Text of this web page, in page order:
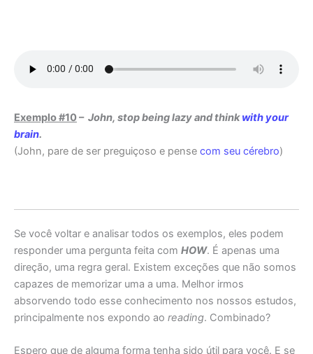
Exemplo #10– John, stop being lazy and thinkwith your
brain.
(John, pare de ser preguiçoso e pense com seu cérebro)
Se você voltar e analisar todos os exemplos, eles podem
responder uma pergunta feita com HOW. É apenas uma
direção, uma regra geral. Existem exceções que não somos
capazes de memorizar uma a uma. Melhor irmos
absorvendo todo esse conhecimento nos nossos estudos,
principalmente nos expondo ao reading. Combinado?
Espero que de alguma forma tenha sido útil para você. E se